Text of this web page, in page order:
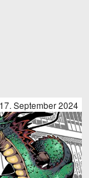
17. September 2024